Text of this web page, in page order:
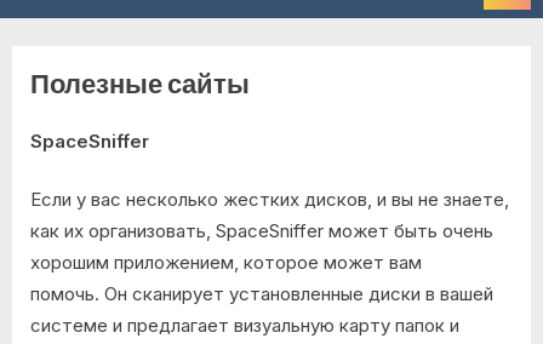
Полезные сайты
SpaceSniffer
Если у вас несколько жестких дисков, и вы не знаете,
как их организовать, SpaceSniffer может быть очень
хорошим приложением, которое может вам
помочь. Он сканирует установленные диски в вашей
системе и предлагает визуальную карту папок и